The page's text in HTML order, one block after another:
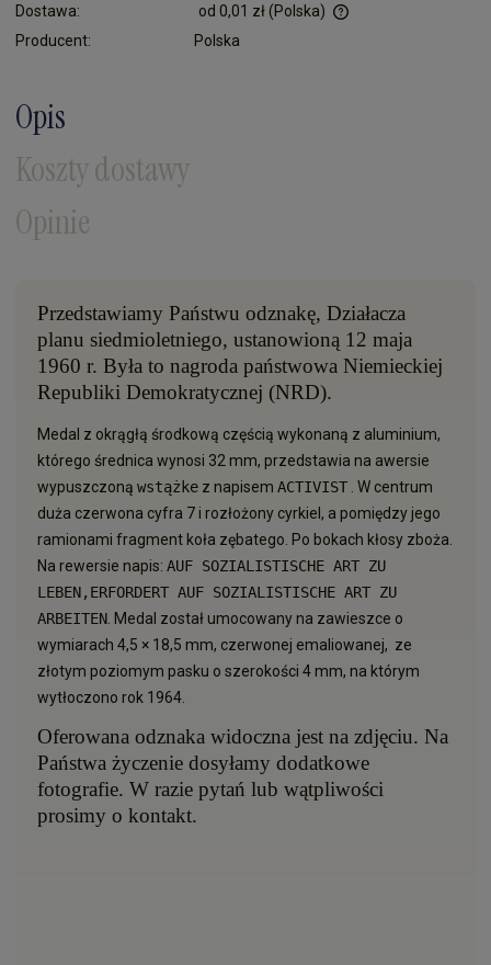
Dostawa:
od 0,01 zł(Polska)
Producent: Polska
Opis
Koszty dostawy
Opinie
Przedstawiamy Państwu odznakę, Działacza
planu siedmioletniego, ustanowioną 12 maja
1960 r. Była to nagroda państwowa Niemieckiej
Republiki Demokratycznej (NRD).
Medal z okrągłą środkową częścią wykonaną z aluminium,
którego średnica wynosi 32 mm, przedstawia na awersie
wypuszczoną wstążke z napisem ACTIVIST W centrum
duża czerwona cyfra 7 i rozłożony cyrkiel, a pomiędzy jego
ramionami fragment koła zębatego. Po bokach kłosy zboża.
Na rewersie napis: AUF SOZIALISTISCHE ART ZU
LEBEN,ERFORDERT AUF SOZIALISTISCHE ART ZU
ARBEITEN Medal został umocowany na zawieszce o
wymiarach 4,5 × 18,5 mm, czerwonej emaliowanej, ze
złotym poziomym pasku o szerokości 4 mm, na którym
wytłoczono rok 1964.
Oferowana odznaka widoczna jest na zdjęciu. Na
Państwa życzenie dosyłamy dodatkowe
fotografie. W razie pytań lub wątpliwości
prosimy o kontakt.